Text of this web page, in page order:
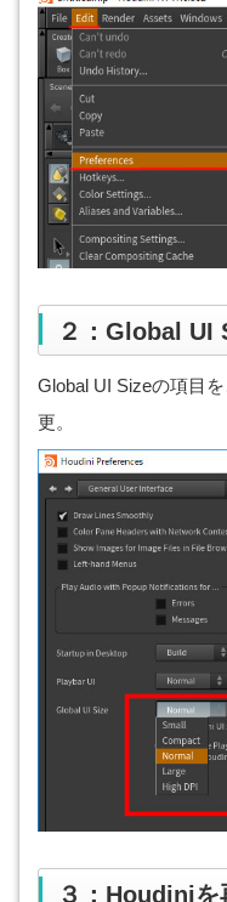
２：Global UI
Global UI Sizeの項目を
更。
３：Houdiniを